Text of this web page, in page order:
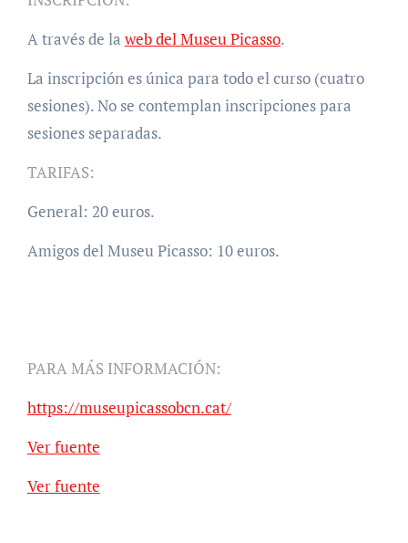
A través de la web del Museu Picasso.
La inscripción es única para todo el curso (cuatro
sesiones). No se contemplan inscripciones para
sesiones separadas.
TARIFAS:
General: 20 euros.
Amigos del Museu Picasso: 10 euros.
PARA MÁS INFORMACIÓN:
https://museupicassobcn.cat/
Ver fuente
Ver fuente